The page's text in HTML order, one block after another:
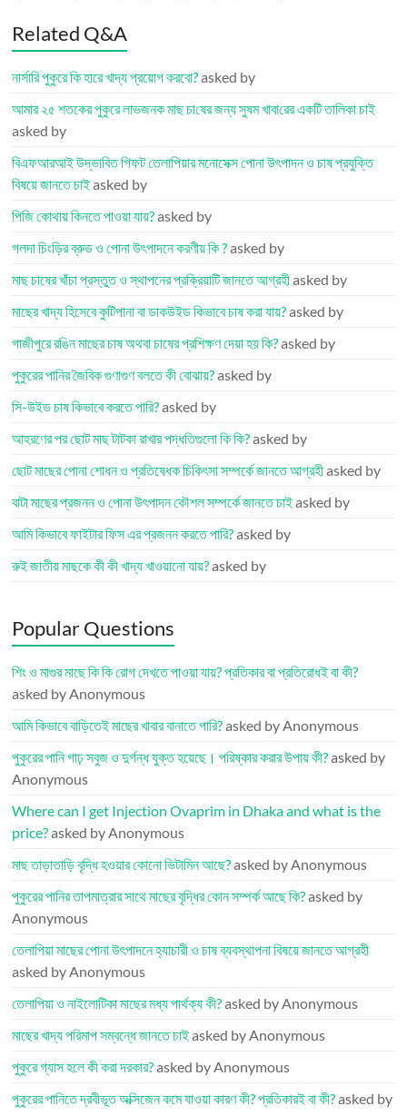
Related Q&A
নার্সারি পুকুরে কি হারে খাদ্য প্রয়োগ করবো?asked by
আমার ২৫ শতকের পুকুর‌ে লাভজনক মাছ চা‌ষের জন্য সুষম খাবা‌রের এক‌টি তা‌লিকা চাই
asked by
বিএফআরআই উদ্ভাবিত গিফট তেলাপিয়ার মনোসেক্স পোনা উৎপাদন ও চাষ প্রযুক্তি
বিষয়ে জানতে চাইasked by
পিজি কোথায় কিনতে পাওয়া যায়?asked by
গলদা চিংড়ির ব্রুড ও পোনা উৎপাদনে করণীয় কি ?asked by
মাছ চাষের খাঁচা প্রস্তুত ও স্থাপনের প্রক্রিয়াটি জানতে আগ্রহীasked by
মাছের খাদ্য হিসেবে কুটিপানা বা ডাকউইড কিভাবে চাষ করা যায়?asked by
গাজীপুরে রঙিন মাছের চাষ অথবা চাষের প্রশিক্ষণ দেয়া হয় কি?asked by
পুকুরের পানির জৈবিক গুণাগুণ বলতে কী বোঝায়?asked by
সি-উইড চাষ কিভাবে করতে পারি?asked by
আহরণের পর ছোট মাছ টাটকা রাখার পদ্ধতিগুলো কি কি?asked by
ছোট মাছের পোনা শোধন ও প্রতিষেধক চিকিৎসা সম্পর্কে জানতে আগ্রহীasked by
বাটা মাছের প্রজনন ও পোনা উৎপাদন কৌশল সম্পর্কে জানতে চাইasked by
আমি কিভাবে ফাইটার ফিস এর প্রজনন করতে পারি?asked by
রুই জাতীয় মাছকে কী কী খাদ্য খাওয়ানো যায়?asked by
Popular Questions
শিং ও মাগুর মাছে কি কি রোগ দেখতে পাওয়া যায়? প্রতিকার বা প্রতিরোধই বা কী?
asked by Anonymous
আমি কিভাবে বাড়িতেই মাছের খাবার বানাতে পারি?asked by Anonymous
পুকুরের পানি গাঢ় সবুজ ও দুর্গন্ধ যুক্ত হয়েছে। পরিষ্কার করার উপায় কী?asked by
Anonymous
Where can I get Injection Ovaprim in Dhaka and what is the
price?asked by Anonymous
মাছ তাড়াতাড়ি বৃদ্ধি হওয়ার কোনো ভিটামিন আছে?asked by Anonymous
পুকুরের পানির তাপমাত্রার সাথে মাছের বৃদ্ধির কোন সম্পর্ক আছে কি?asked by
Anonymous
তেলাপিয়া মাছের পোনা উৎপাদনে হ্যাচারী ও চাষ ব্যবস্থাপনা বিষয়ে জানতে আগ্রহী
asked by Anonymous
তেলাপিয়া ও নাইলোটিকা মাছের মধ্য পার্থক্য কী?asked by Anonymous
মাছের খাদ্য পরিমাপ সম্বন্ধে জানতে চাইasked by Anonymous
পুকুরে গ্যাস হলে কী করা দরকার?asked by Anonymous
পুকুরের পানিতে দ্রবীভূত অক্সিজেন কমে যাওয়া কারণ কী? প্রতিকারই বা কী?asked by